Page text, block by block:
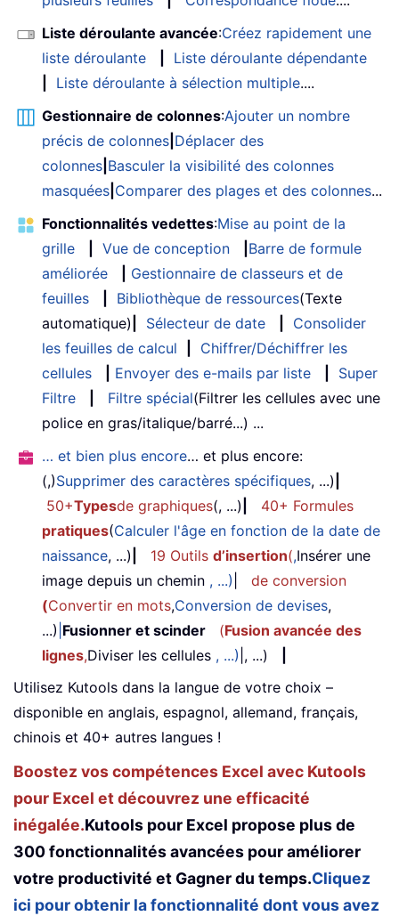
Liste déroulante avancée:Créez rapidement une
liste déroulante
Liste déroulante dépendante
Liste déroulante à sélection multiple....
Gestionnaire de colonnes:Ajouter un nombre
précis de colonnes Déplacer des
colonnes Basculer la visibilité des colonnes
masquées Comparer des plages et des colonnes...
Fonctionnalités vedettes:Mise au point de la
grille
Vue de conception
Barre de formule
améliorée
Gestionnaire de classeurs et de
feuilles
Bibliothèque de ressources(Texte
automatique)
Sélecteur de date
Consolider
les feuilles de calcul
Chiffrer/Déchiffrer les
cellules
Envoyer des e-mails par liste
Super
Filtre
Filtre spécial(Filtrer les cellules avec une
police en gras/italique/barré...) ...
… et bien plus encore… et plus encore:
(,)Supprimer des caractères spécifiques, ...)
50+Typesde graphiques(, ...)
40+ Formules
pratiques(Calculer l'âge en fonction de la date de
naissance, ...) 19 Outils d’insertion(,Insérer une
image depuis un chemin , ...)
de conversion
(Convertir en mots,Conversion de devises,
...) Fusionner et scinder (Fusion avancée des
lignes,Diviser les cellules , ...) |, ...)
Utilisez Kutools dans la langue de votre choix –
disponible en anglais, espagnol, allemand, français,
chinois et 40+ autres langues !
Boostez vos compétences Excel avec Kutools
pour Excel et découvrez une efficacité
inégalée.Kutools pour Excel propose plus de
300 fonctionnalités avancées pour améliorer
votre productivité et Gagner du temps.Cliquez
ici pour obtenir la fonctionnalité dont vous avez